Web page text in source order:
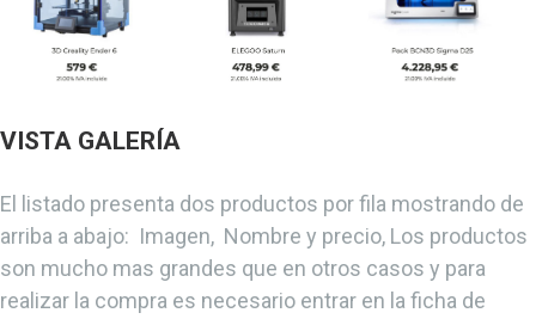
VISTA GALERÍA
El listado presenta dos productos por fila mostrando de
arriba a abajo: Imagen, Nombre y precio, Los productos
son mucho mas grandes que en otros casos y para
realizar la compra es necesario entrar en la ficha de